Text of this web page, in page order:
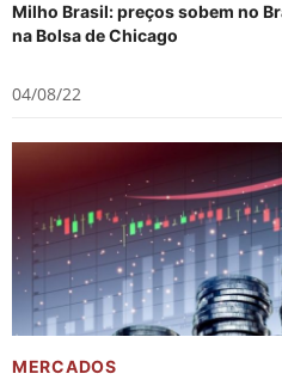
Milho Brasil: preços sobem no
na Bolsa de Chicago
04/08/22
MERCADOS